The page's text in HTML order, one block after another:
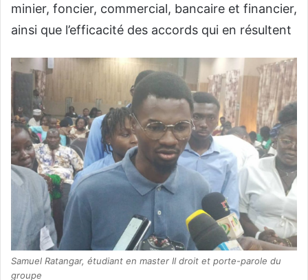
minier, foncier, commercial, bancaire et financier,
ainsi que l’efficacité des accords qui en résultent
Samuel Ratangar, étudiant en master II droit et porte-parole du
groupe